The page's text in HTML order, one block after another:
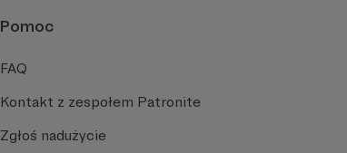
Pomoc
FAQ
Kontakt z zespołem Patronite
Zgłoś nadużycie